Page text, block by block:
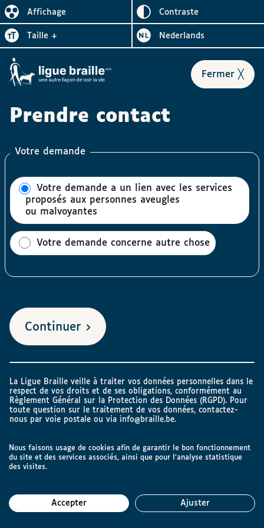
Affichage
Réduire l’affichage
Inverser le
contraste
Augmenter la
taille + Bezoek de website in het
Nederlands
Fermerle
╳
Prendre contact
Votre demande
proposés aux personnes aveugles
ou malvoyantes
Votre demande concerne autre chose
Continuer
La Ligue Braille veille à traiter vos données personnelles dans le
respect de vos droits et de ses obligations, conformément au
Règlement Général sur la Protection des Données (RGPD). Pour
toute question sur le traitement de vos données, contactez-
nous par voie postale ou via info@braille.be.
Nous faisons usage de cookies afin de garantir le bon fonctionnement
du site et des services associés, ainsi que pour l’analyse statistique
des visites.
Accepter Ajuster